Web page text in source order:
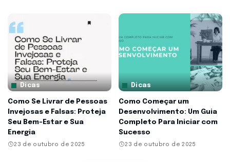
Dicas
Como Se Livrar de Pessoas
Invejosas e Falsas: Proteja
Seu Bem-Estar e Sua
Energia
23 de outubro de 2025
Dicas
Como Começar um
Desenvolvimento: Um Guia
Completo Para Iniciar com
Sucesso
23 de outubro de 2025